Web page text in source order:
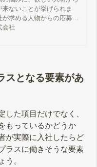
来ないことが挙げられま
求める人物からの応募に
ためには、採用ターゲット
会社
スとなる要素があ
した項目だけでなく、
もっているかどうか
が実際に入社したらど
ラスに働きそうな要素
う。